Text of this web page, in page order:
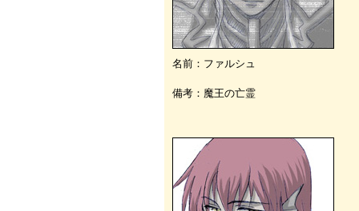
名前：ファルシュ
備考：魔王の亡霊